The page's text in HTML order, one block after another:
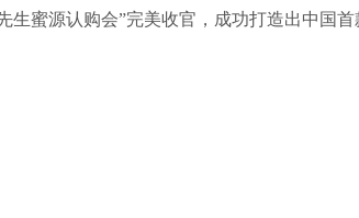
蜜源认购会”完美收官，成功打造出中国首